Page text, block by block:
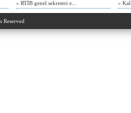
» RTİB genel sekreteri e...
»